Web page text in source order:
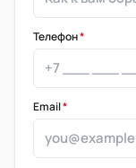
Телефон*
Email*